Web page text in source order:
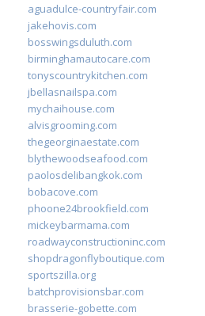
aguadulce-countryfair.com
jakehovis.com
bosswingsduluth.com
birminghamautocare.com
tonyscountrykitchen.com
jbellasnailspa.com
mychaihouse.com
alvisgrooming.com
thegeorginaestate.com
blythewoodseafood.com
paolosdelibangkok.com
bobacove.com
phoone24brookfield.com
mickeybarmama.com
roadwayconstructioninc.com
shopdragonflyboutique.com
sportszilla.org
batchprovisionsbar.com
brasserie-gobette.com